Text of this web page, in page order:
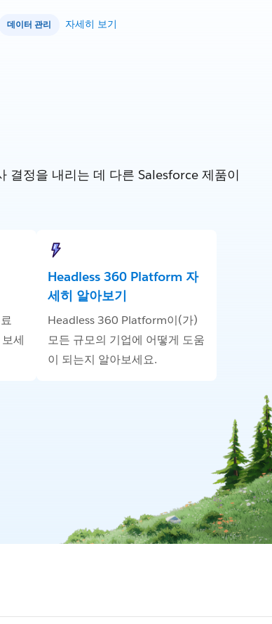
데이터 관리 자세히 보기
결정을 내리는 데 다른 Salesforce 제품이
세
Headless 360 Platform 자
세히 알아보기
Headless 360 Platform이(가)
모든 규모의 기업에 어떻게 도움
이 되는지 알아보세요.